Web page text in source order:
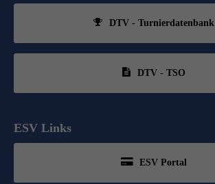
DTV - Turnierdatenbank
DTV - TSO
ESV Links
ESV Portal